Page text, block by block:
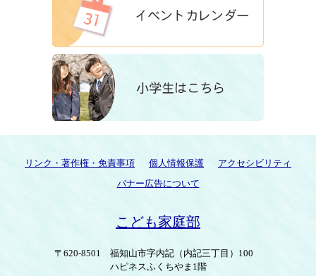
リンク・著作権・免責事項 個人情報保護
アクセシビリティ
バナー広告について
こども家庭部
〒620-8501 福知山市字内記（内記三丁目）100
ハピネスふくちやま1階